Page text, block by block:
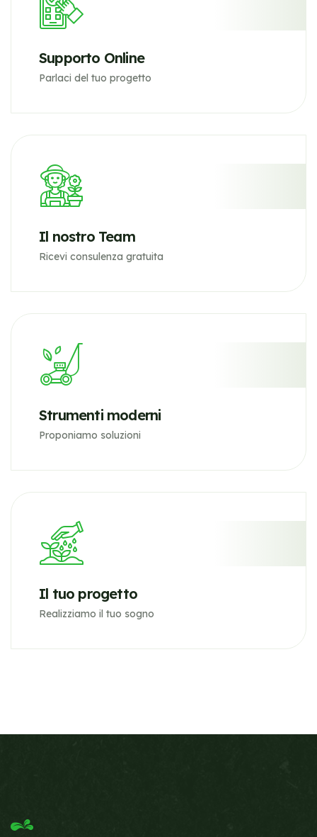
Supporto Online
Parlaci del tuo progetto
Il nostro Team
Ricevi consulenza gratuita
Strumenti moderni
Proponiamo soluzioni
Il tuo progetto
Realizziamo il tuo sogno